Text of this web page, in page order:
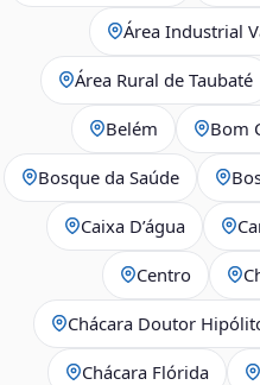
Área Industrial
Área Rural de Taubaté
Belém Bom
Bosque da Saúde
Caixa D’água
Centro
Chácara Doutor
Chácara Flórida